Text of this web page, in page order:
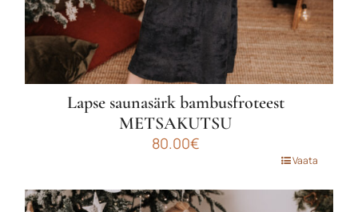
Lapse saunasärk bambusfroteest
METSAKUTSU
80.00€
on
Vaata